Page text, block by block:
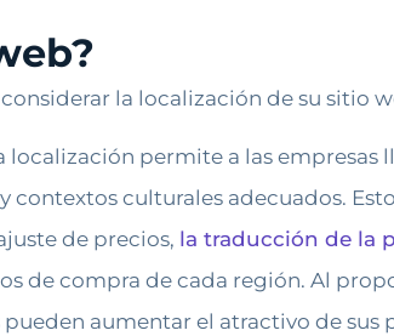
la localización de su sitio
localización permite a las empresas
culturales adecuados.
de precios, la traducción de la
de compra de cada región. Al
aumentar el atractivo de sus